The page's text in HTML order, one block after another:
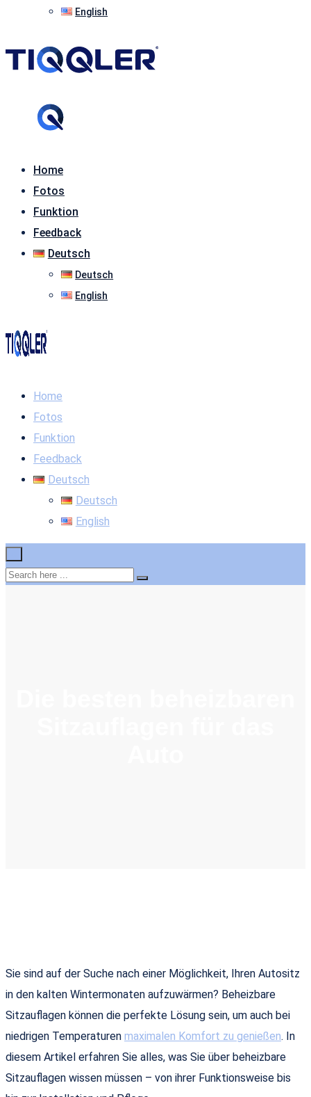
English
Home
Fotos
Funktion
Feedback
Deutsch
Deutsch
English
Home
Fotos
Funktion
Feedback
Deutsch
Deutsch
English
Sie sind auf der Suche nach einer Möglichkeit, Ihren Autositz
in den kalten Wintermonaten aufzuwärmen? Beheizbare
Sitzauflagen können die perfekte Lösung sein, um auch bei
niedrigen Temperaturen maximalen Komfort zu genießen. In
diesem Artikel erfahren Sie alles, was Sie über beheizbare
Sitzauflagen wissen müssen – von ihrer Funktionsweise bis